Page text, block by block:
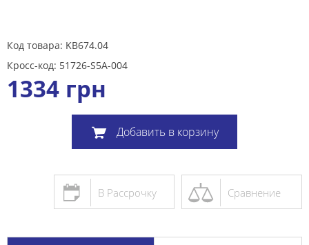
Код товара: KB674.04
Кросс-код: 51726-S5A-004
1334 грн
Добавить в корзину
Сравнение
В Рассрочку